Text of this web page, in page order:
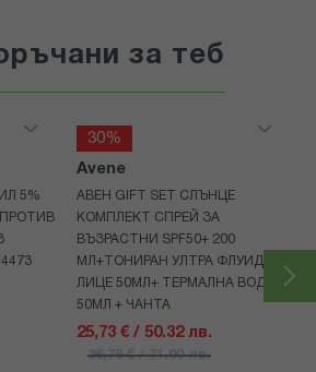
за теб
5%
30%
Avene
АВЕН GIFT SET СЛЪНЦЕ
КОМПЛЕКТ СПРЕЙ ЗА
ВЪЗРАСТНИ SPF50+ 200
МЛ+ТОНИРАН УЛТРА ФЛУИД ЗА
ЛИЦЕ 50МЛ+ ТЕРМАЛНА ВОДА
50МЛ + ЧАНТА
25,73 € / 50.32 лв.
36,76 € / 71.90 лв.